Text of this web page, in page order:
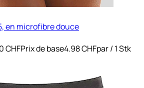
en microfibre douce
CHFPrix de base4.98 CHFpar/ 1 Stk